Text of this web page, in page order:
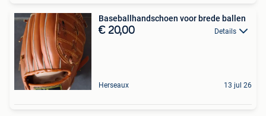
Baseballhandschoen voor brede ballen
€ 20,00 Details
Herseaux 13 jul 26